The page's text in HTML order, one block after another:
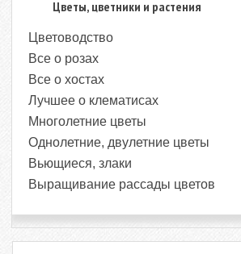
Цветы, цветники и растения
Цветоводство
Все о розах
Все о хостах
Лучшее о клематисах
Многолетние цветы
Однолетние, двулетние цветы
Вьющиеся, злаки
Выращивание рассады цветов